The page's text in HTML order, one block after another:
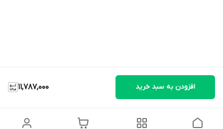
11,787,000 افزودن به سبد خرید